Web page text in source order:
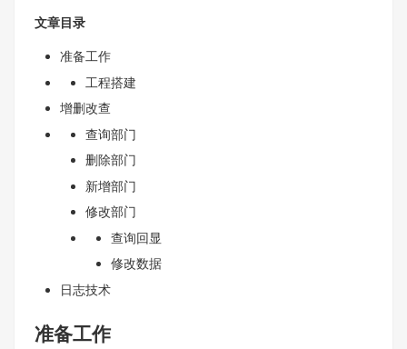
文章目录
准备工作
工程搭建
增删改查
查询部门
删除部门
新增部门
修改部门
查询回显
修改数据
日志技术
准备工作